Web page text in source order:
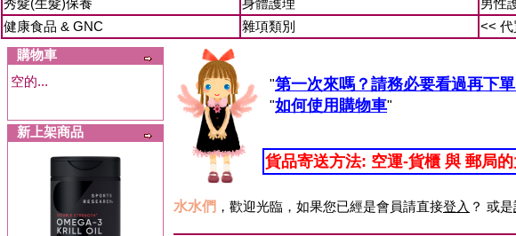
秀髮(生髮)保養
身體護理 男性
健康食品 & GNC
雜項類別 << 代
購物車
空的...
新上架商品
"第一次來嗎？請務必要看過再下單
"如何使用購物車"
貨品寄送方法: 空運-貨櫃 與 郵局的
水水們 ，歡迎光臨，如果您已經是會員請直接登入 ？ 或是